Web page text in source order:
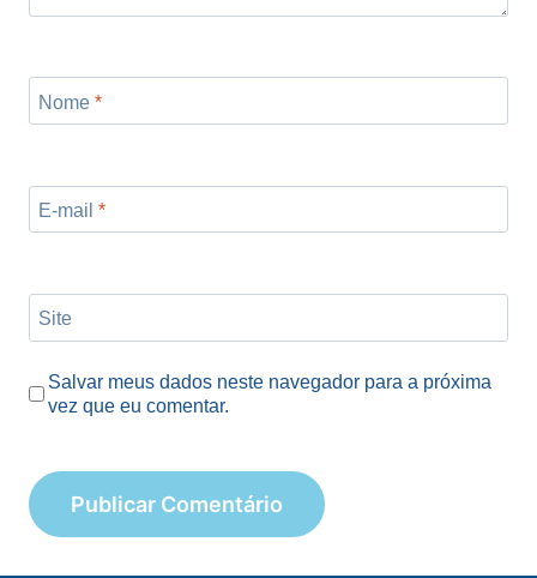
Nome *
E-mail *
Site
Salvar meus dados neste navegador para a próxima
vez que eu comentar.